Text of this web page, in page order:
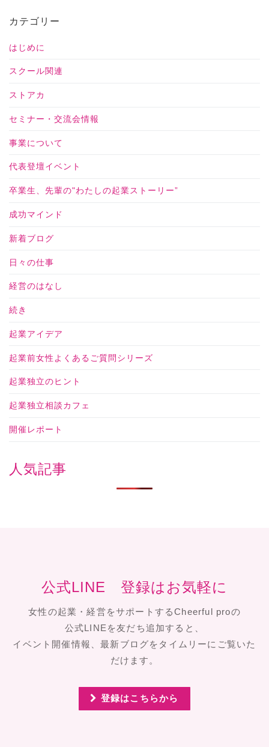
カテゴリー
はじめに
スクール関連
ストアカ
セミナー・交流会情報
事業について
代表登壇イベント
卒業生、先輩の"わたしの起業ストーリー”
成功マインド
新着ブログ
日々の仕事
経営のはなし
続き
起業アイデア
起業前女性よくあるご質問シリーズ
起業独立のヒント
起業独立相談カフェ
開催レポート
人気記事
公式LINE 登録はお気軽に
女性の起業・経営をサポートするCheerful proの
公式LINEを友だち追加すると、
イベント開催情報、最新ブログをタイムリーにご覧いた
だけます。
登録はこちらから